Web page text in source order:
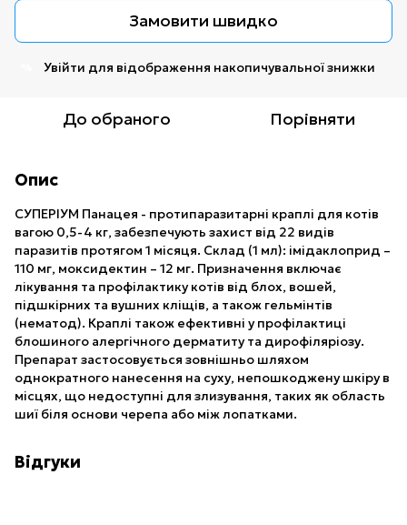
Замовити швидко
Увійти для відображення накопичувальної знижки
До обраного Порівняти
Опис
СУПЕРІУМ Панацея - протипаразитарні краплі для котів
вагою 0,5-4 кг, забезпечують захист від 22 видів
паразитів протягом 1 місяця. Склад (1 мл): імідаклоприд –
110 мг, моксидектин – 12 мг. Призначення включає
лікування та профілактику котів від блох, вошей,
підшкірних та вушних кліщів, а також гельмінтів
(нематод). Краплі також ефективні у профілактиці
блошиного алергічного дерматиту та дирофіляріозу.
Препарат застосовується зовнішньо шляхом
однократного нанесення на суху, непошкоджену шкіру в
місцях, що недоступні для злизування, таких як область
шиї біля основи черепа або між лопатками.
Відгуки